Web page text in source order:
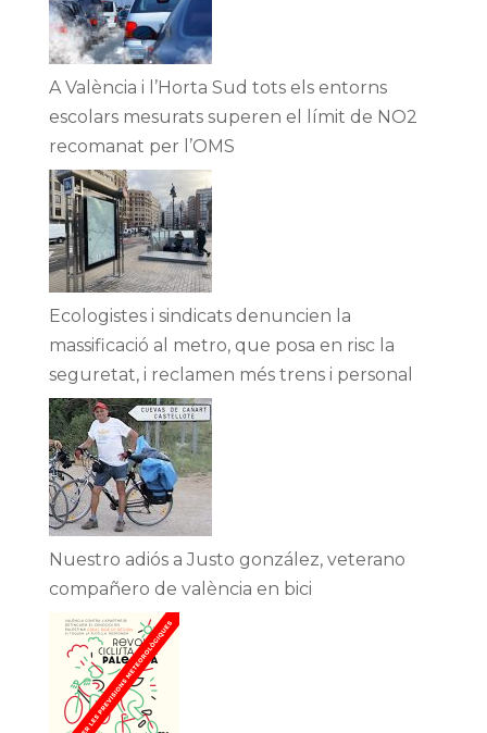
A València i l’Horta Sud tots els entorns
escolars mesurats superen el límit de NO2
recomanat per l’OMS
Ecologistes i sindicats denuncien la
massificació al metro, que posa en risc la
seguretat, i reclamen més trens i personal
Nuestro adiós a Justo gonzález, veterano
compañero de valència en bici